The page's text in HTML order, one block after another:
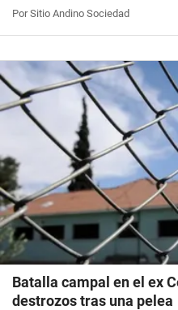
Por Sitio Andino Sociedad
Batalla campal en el ex
destrozos tras una pelea